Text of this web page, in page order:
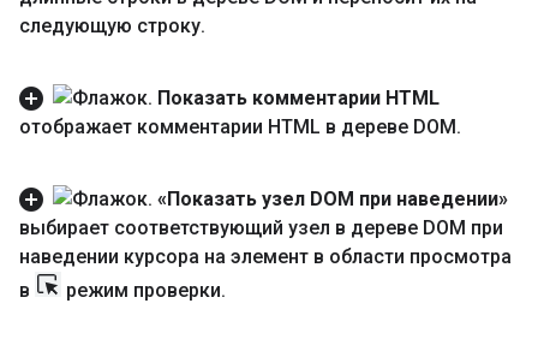
следующую строку.
Показать комментарии HTML
отображает комментарии HTML в дереве DOM.
«Показать узел DOM при наведении»
выбирает соответствующий узел в дереве DOM при
наведении курсора на элемент в области просмотра
в
режим проверки.